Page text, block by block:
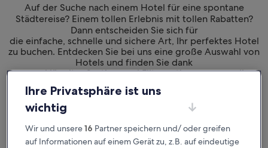
Auf der Suche nach einem Hotel für eine spontane
Städtereise? Einem tollen Erlebnis mit tollen Rabatten?
Dann entscheiden Sie sich für
die einfache, schnelle und sichere Art, Ihr perfektes Hotel
zu buchen. Entdecken Sie bei uns eine große Auswahl von
Hotels und finden Sie dank
ausgeklügelter Sortier- und Filteroptionen genau die
Unterkunft, die zu Ihnen passt. Wir wollen schließlich
sicher sein,
dass Ihr Aufenthalt Ihre Erwartungen übertrifft.
Verfügbar für iOS und Android
Ihre Privatsphäre ist uns
wichtig
Wir und unsere16 Partner speichern und/ oder greifen
auf Informationen auf einem Gerät zu, z.B. auf eindeutige